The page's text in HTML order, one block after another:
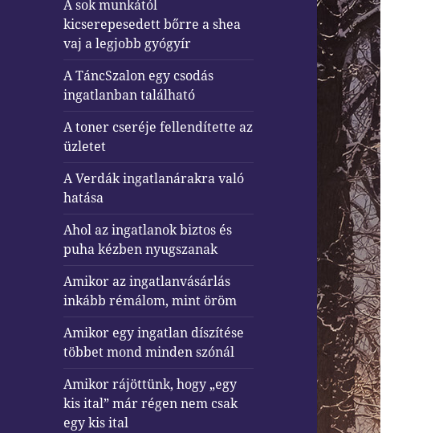
A sok munkától
kicserepesedett bőrre a shea
vaj a legjobb gyógyír
A TáncSzalon egy csodás
ingatlanban található
A toner cseréje fellendítette az
üzletet
A Verdák ingatlanárakra való
hatása
Ahol az ingatlanok biztos és
puha kézben nyugszanak
Amikor az ingatlanvásárlás
inkább rémálom, mint öröm
Amikor egy ingatlan díszítése
többet mond minden szónál
Amikor rájöttünk, hogy „egy
kis ital” már régen nem csak
egy kis ital